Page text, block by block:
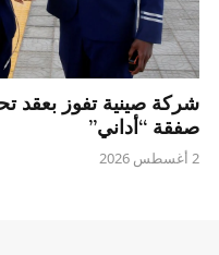
شركة صينية تفوز بعقد
صفقة “أداني”
2 أغسطس 2026